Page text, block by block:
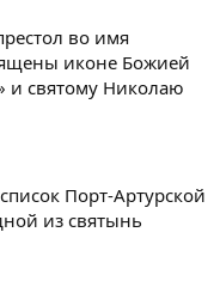
во имя
иконе Божией
и святому Николаю
Порт-Артурской
из святынь